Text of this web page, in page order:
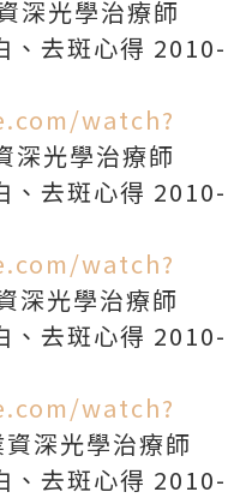
深光學治療師
、去斑心得 2010-
watch?
深光學治療師
、去斑心得 2010-
watch?
深光學治療師
、去斑心得 2010-
watch?
深光學治療師
、去斑心得 2010-